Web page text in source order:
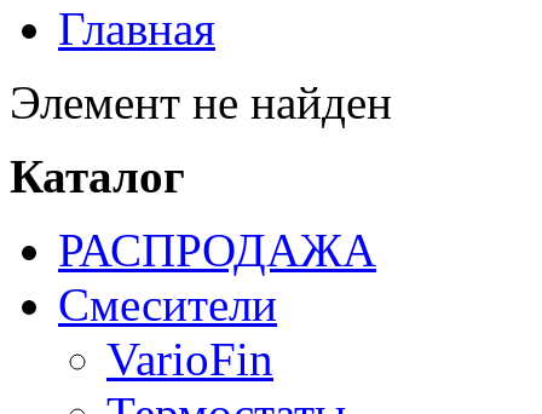
Главная
Элемент не найден
Каталог
РАСПРОДАЖА
Смесители
VarioFin